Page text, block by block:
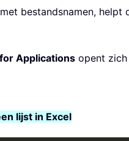
bestandsnamen,
Applications opent
lijst in Excel